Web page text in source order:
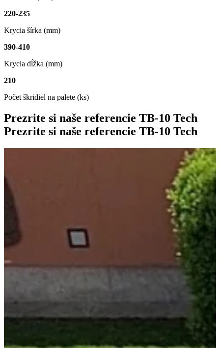
220-235
Krycia šírka (mm)
390-410
Krycia dĺžka (mm)
210
Počet škridiel na palete (ks)
Prezrite si naše referencie TB-10 Tech
Prezrite si naše referencie TB-10 Tech